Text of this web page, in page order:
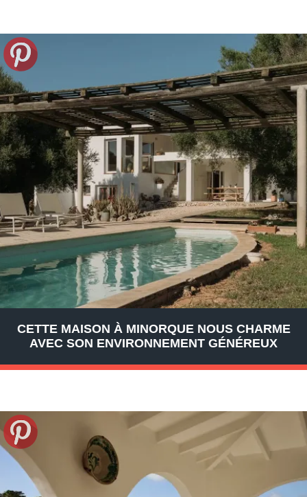
CETTE MAISON À MINORQUE NOUS CHARME
AVEC SON ENVIRONNEMENT GÉNÉREUX